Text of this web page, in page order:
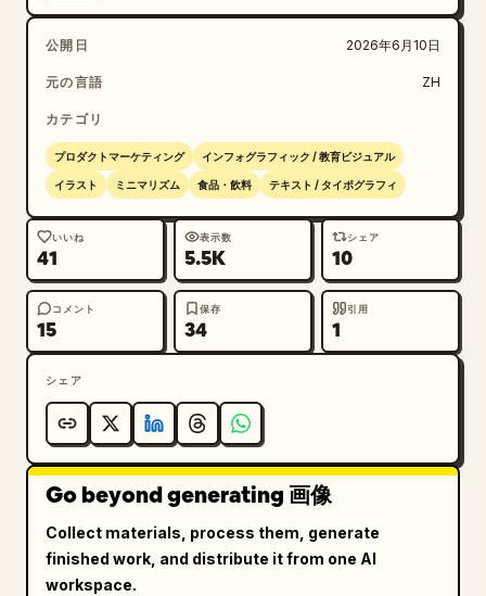
公開日 2026年6月10日
元の言語 ZH
カテゴリ
プロダクトマーケティング インフォグラフィック / 教育ビジュアル
イラスト ミニマリズム 食品・飲料 テキスト / タイポグラフィ
いいね
41
表示数
5.5K
シェア
10
コメント
15
保存
34
引用
1
シェア
Go beyond generating 画像
Collect materials, process them, generate
finished work, and distribute it from one AI
workspace.